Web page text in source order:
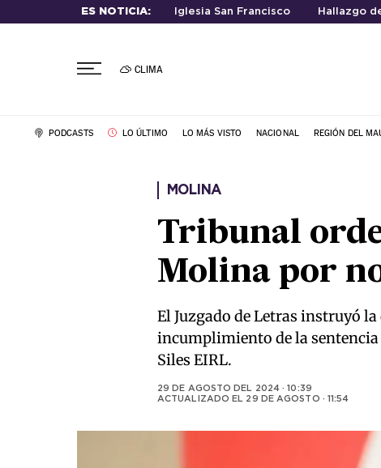
ES NOTICIA: Iglesia San Francisco Hallazgo
CLIMA
PODCASTS LO ÚLTIMO LO MÁS VISTO NACIONAL REGIÓN DEL
MOLINA
Tribunal
Molina por
El Juzgado de Letras instruyó
incumplimiento de la sentencia
Siles EIRL.
29 DE AGOSTO DEL 2024 · 10:39
ACTUALIZADO EL 29 DE AGOSTO · 11:54